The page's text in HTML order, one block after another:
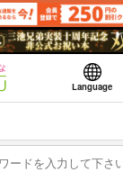
Language